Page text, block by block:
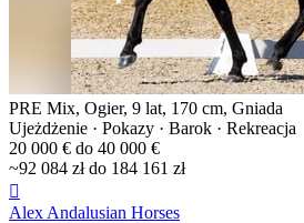
PRE Mix, Ogier, 9 lat, 170 cm, Gniada
Ujeżdżenie · Pokazy · Barok · Rekreacja
20 000 € do 40 000 €
~92 084 zł do 184 161 zł

Alex Andalusian Horses